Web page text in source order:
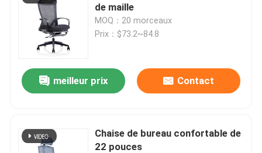
de maille
MOQ：20 morceaux
Prix：$73.2~84.8
meilleur prix Contact
Chaise de bureau confortable de
22 pouces